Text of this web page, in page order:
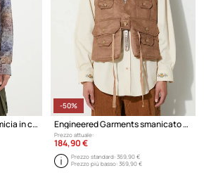
Engineered Garments camicia in cotone 19 Century BD Shirt
-50%
Engineered Garments smanicato Fowl Vest
Prezzo attuale:
184,90 €
Prezzo standard:369,90 €
Prezzo più basso:369,90 €